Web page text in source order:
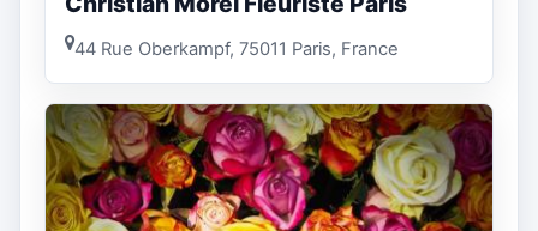
44 Rue Oberkampf, 75011 Paris, France